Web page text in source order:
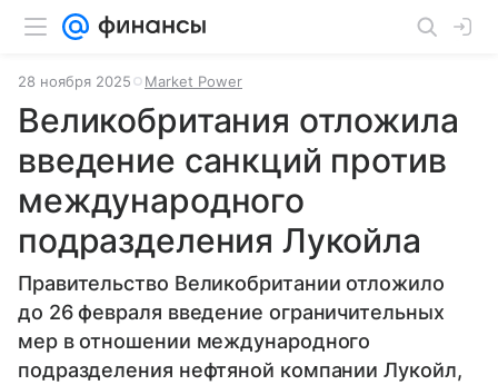
28 ноября 2025 Market Power
Великобритания отложила
введение санкций против
международного
подразделения Лукойла
Правительство Великобритании отложило
до 26 февраля введение ограничительных
мер в отношении международного
подразделения нефтяной компании Лукойл,